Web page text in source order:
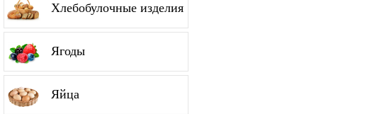
Хлебобулочные изделия
Ягоды
Яйца